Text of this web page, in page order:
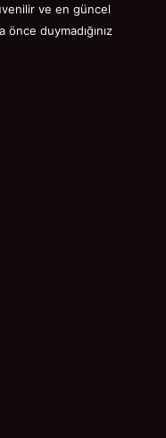
ve en güncel
duymadığınız